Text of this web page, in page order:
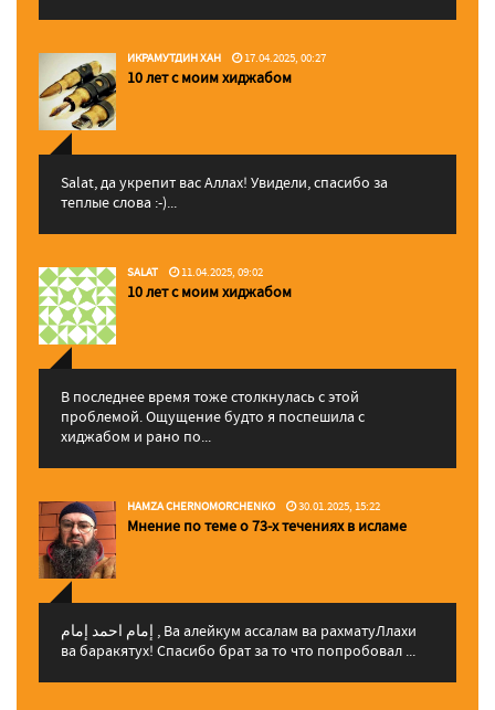
ИКРАМУТДИН ХАН 17.04.2025, 00:27
10 лет с моим хиджабом
Salat, да укрепит вас Аллаx! Увидели, спасибо за
теплые слова :-)...
SALAT 11.04.2025, 09:02
10 лет с моим хиджабом
В последнее время тоже столкнулась с этой
проблемой. Ощущение будто я поспешила с
хиджабом и рано по...
HAMZA CHERNOMORCHENKO 30.01.2025, 15:22
Мнение по теме о 73-х течениях в исламе
إمام احمد إمام , Ва алейкум ассалам ва рахматуЛлахи
ва баракятух! Спасибо брат за то что попробовал ...